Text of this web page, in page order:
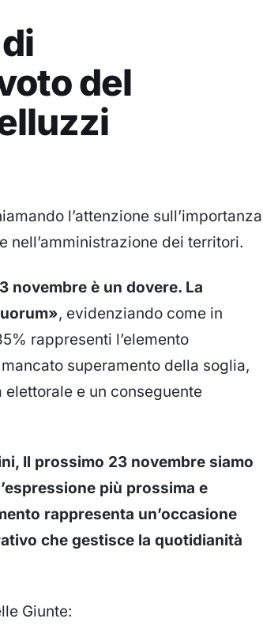
del
l’attenzione sull’importanza
nell’amministrazione dei territori.
novembre è un dovere. La
, evidenziando come in
rappresenti l’elemento
superamento della soglia,
e un conseguente
Il prossimo 23 novembre siamo
più prossima e
rappresenta un’occasione
che gestisce la quotidianità
Giunte: